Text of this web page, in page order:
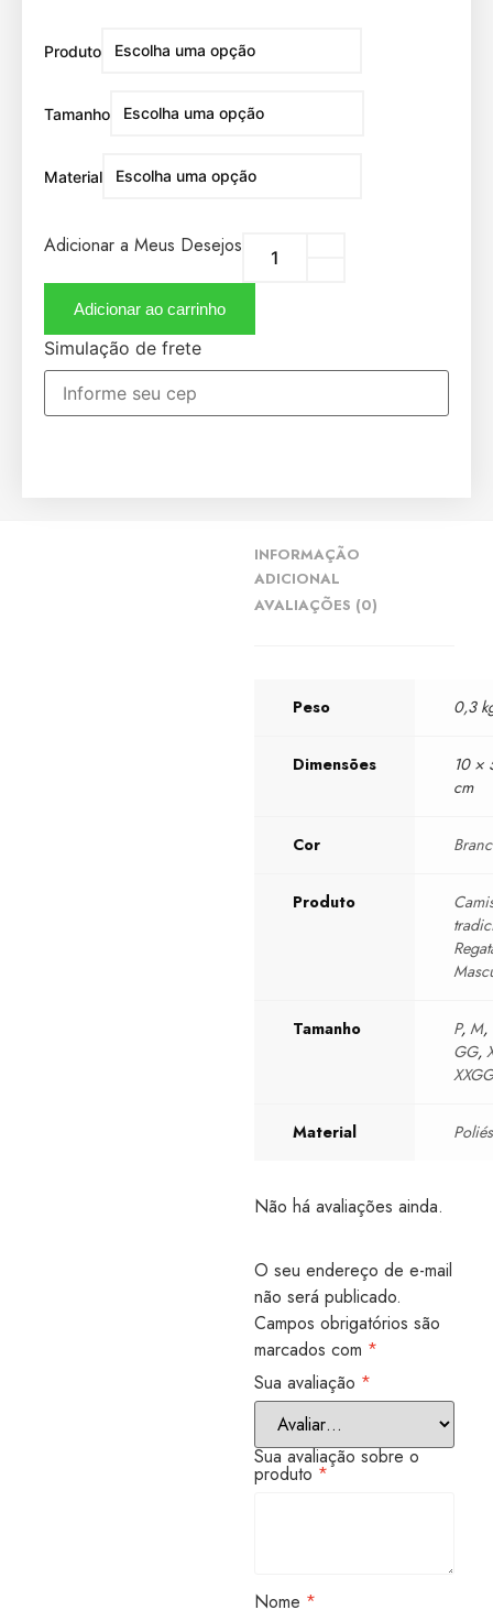
Produto
Tamanho
Material
Adicionar ao carrinho
Adicionar a Meus Desejos
Simulação de frete
INFORMAÇÃO
ADICIONAL
AVALIAÇÕES (0)
Peso 0,3
Dimensões
10 ×
cm
Cor
Produto
Tamanho P,M,
GG,
Material
Não há avaliações ainda.
O seu endereço de e-mail
não será publicado.
Campos obrigatórios são
marcados com *
Sua avaliação *
Sua avaliação sobre o
produto *
Nome *